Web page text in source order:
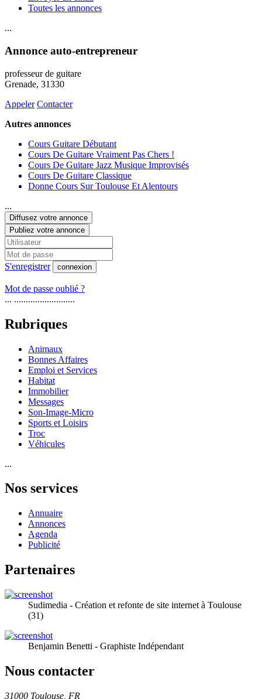
Toutes les annonces
...
Annonce auto-entrepreneur
professeur de guitare
Grenade, 31330
Appeler Contacter
Autres annonces
Cours Guitare Débutant
Cours De Guitare Vraiment Pas Chers !
Cours De Guitare Jazz Musique Improvisés
Cours De Guitare Classique
Donne Cours Sur Toulouse Et Alentours
...
Diffusez votre annonce
Publiez votre annonce
S'enregistrer connexion
Mot de passe oublié ?
... ..........................
Rubriques
Animaux
Bonnes Affaires
Emploi et Services
Habitat
Immobilier
Messages
Son-Image-Micro
Sports et Loisirs
Troc
Véhicules
...
Nos services
Annuaire
Annonces
Agenda
Publicité
Partenaires
Sudimedia - Création et refonte de site internet à Toulouse
(31)
Benjamin Benetti - Graphiste Indépendant
Nous contacter
31000 Toulouse, FR